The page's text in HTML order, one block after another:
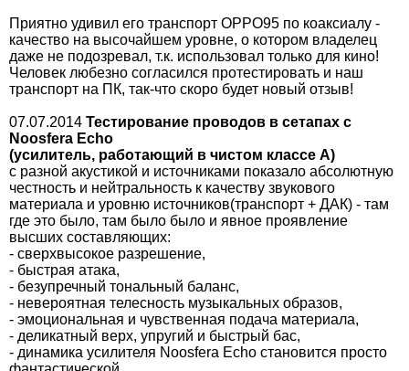
Приятно удивил его транспорт OPPO95 по коаксиалу -
качество на высочайшем уровне, о котором владелец
даже не подозревал, т.к. использовал только для кино!
Человек любезно согласился протестировать и наш
транспорт на ПК, так-что скоро будет новый отзыв!
07.07.2014 Тестирование проводов в сетапах с
Noosfera Echo
(усилитель, работающий в чистом классе А)
с разной акустикой и источниками показало абсолютную
честность и нейтральность к качеству звукового
материала и уровню источников(транспорт + ДАК) - там
где это было, там было было и явное проявление
высших составляющих:
- сверхвысокое разрешение,
- быстрая атака,
- безупречный тональный баланс,
- невероятная телесность музыкальных образов,
- эмоциональная и чувственная подача материала,
- деликатный верх, упругий и быстрый бас,
- динамика усилителя Noosfera Echo становится просто